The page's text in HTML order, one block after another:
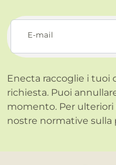
E-mail
Enecta raccoglie i tuoi
richiesta. Puoi
momento. Per
nostre normative sulla